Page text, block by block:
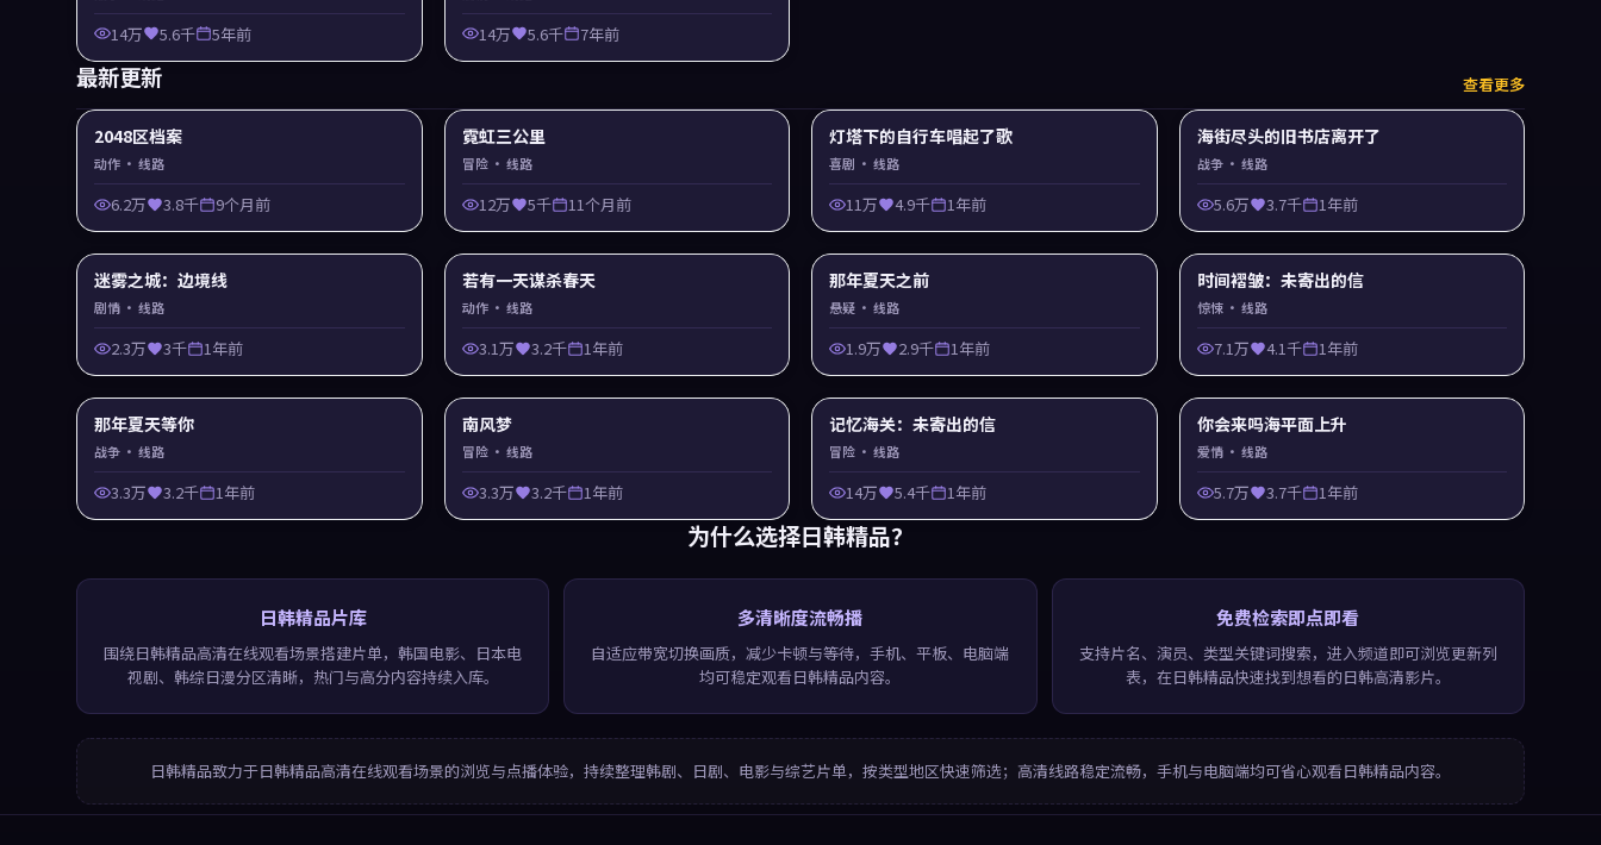
14万 5.6千 5年前 14万 5.6千 7年前
最新更新 查看更多
2048区档案
动作 · 线路
6.2万 3.8千 9个月前
霓虹三公里
冒险· 线路
12万 5千 11个月前
灯塔下的自行车唱起了歌
喜剧 · 线路
11万 4.9千 1年前
海街尽头的旧书店离开了
战争· 线路
5.6万 3.7千 1年前
迷雾之城：边境线
剧情 · 线路
2.3万 3千 1年前
若有一天谋杀春天
动作· 线路
3.1万 3.2千 1年前
那年夏天之前
悬疑 · 线路
1.9万 2.9千 1年前
时间褶皱：未寄出的信
惊悚· 线路
7.1万 4.1千 1年前
那年夏天等你
战争 · 线路
3.3万 3.2千 1年前
南风梦
冒险· 线路
3.3万 3.2千 1年前
记忆海关：未寄出的信
冒险 · 线路
14万 5.4千 1年前
你会来吗海平面上升
爱情· 线路
5.7万 3.7千 1年前
为什么选择 日韩精品？
日韩精品片库
围绕日韩精品高清在线观看场景搭建片单，韩国电影、日本电
视剧、韩综日漫分区清晰，热门与高分内容持续入库。
多清晰度流畅播
自适应带宽切换画质，减少卡顿与等待，手机、平板、电脑端
均可稳定观看日韩精品内容。
免费检索即点即看
支持片名、演员、类型关键词搜索，进入频道即可浏览更新列
表，在日韩精品快速找到想看的日韩高清影片。
日韩精品致力于日韩精品高清在线观看场景的浏览与点播体验，持续整理韩剧、日剧、电影与综艺片单，按类型地区快速筛选；高清线路稳定流畅，手机与电脑端均可省心观看日韩精品内容。